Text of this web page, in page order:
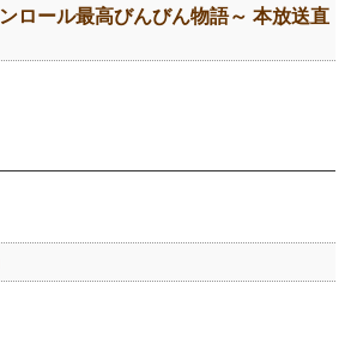
ロール最高びんびん物語～ 本放送直